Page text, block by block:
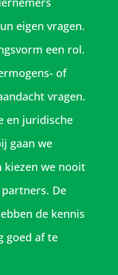
eigen vragen.
een rol.
of
vragen.
en juridische
gaan we
kiezen we nooit
De
de kennis
goed af te